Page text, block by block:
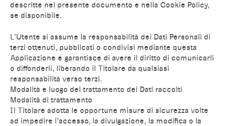
descritte nel presente documento e nella Cookie Policy,
se disponibile.
L'Utente si assume la responsabilità dei Dati Personali di
terzi ottenuti, pubblicati o condivisi mediante questa
Applicazione e garantisce di avere il diritto di comunicarli
o diffonderli, liberando il Titolare da qualsiasi
responsabilità verso terzi.
Modalità e luogo del trattamento dei Dati raccolti
Modalità di trattamento
Il Titolare adotta le opportune misure di sicurezza volte
ad impedire l’accesso, la divulgazione, la modifica o la